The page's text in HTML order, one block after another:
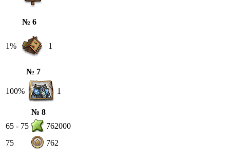
№ 6
1% 1
№ 7
100% 1
№ 8
65 - 75
762000
75
762